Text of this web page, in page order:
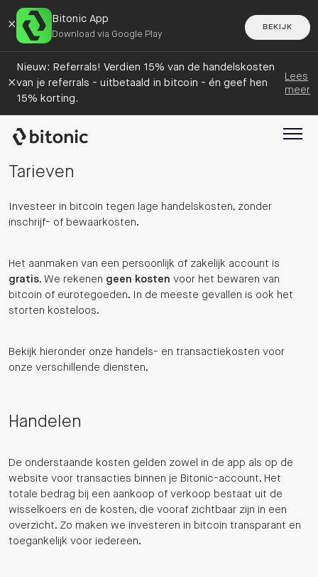
× Bitonic App
Download via Google Play
BEKIJK
×
Nieuw: Referrals! Verdien 15% van de handelskosten
van je referrals - uitbetaald in bitcoin - én geef hen
15% korting.
Lees
meer
Tarieven
Investeer in bitcoin tegen lage handelskosten, zonder
inschrijf- of bewaarkosten.
Het aanmaken van een persoonlijk of zakelijk account is
gratis. We rekenen geen kosten voor het bewaren van
bitcoin of eurotegoeden. In de meeste gevallen is ook het
storten kosteloos.
Bekijk hieronder onze handels- en transactiekosten voor
onze verschillende diensten.
Handelen
De onderstaande kosten gelden zowel in de app als op de
website voor transacties binnen je Bitonic-account. Het
totale bedrag bij een aankoop of verkoop bestaat uit de
wisselkoers en de kosten, die vooraf zichtbaar zijn in een
overzicht. Zo maken we investeren in bitcoin transparant en
toegankelijk voor iedereen.